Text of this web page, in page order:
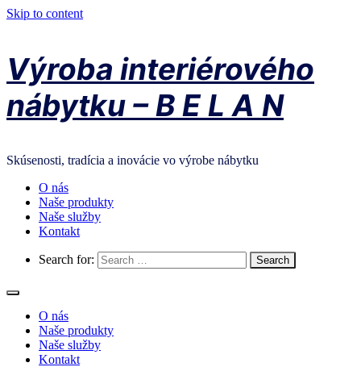
Skip to content
Výroba interiérového
nábytku – B E L A N
Skúsenosti, tradícia a inovácie vo výrobe nábytku
O nás
Naše produkty
Naše služby
Kontakt
Search for:
O nás
Naše produkty
Naše služby
Kontakt